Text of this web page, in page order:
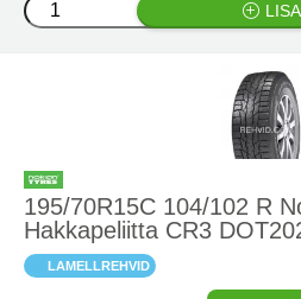
195/70R15C 104/102 R
Hakkapeliitta CR3
LAMELLREHVID